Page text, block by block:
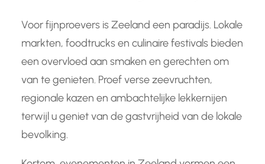
Voor fijnproevers is Zeeland een paradijs. Lokale
markten, foodtrucks en culinaire festivals bieden
een overvloed aan smaken en gerechten om
van te genieten. Proef verse zeevruchten,
regionale kazen en ambachtelijke lekkernijen
terwijl u geniet van de gastvrijheid van de lokale
bevolking.